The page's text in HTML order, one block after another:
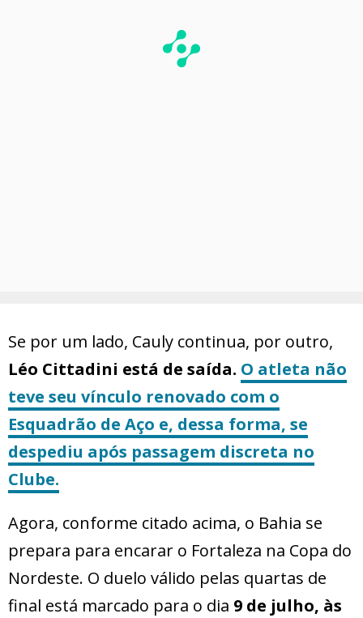
Se por um lado, Cauly continua, por outro,
Léo Cittadini está de saída. O atleta não
teve seu vínculo renovado com o
Esquadrão de Aço e, dessa forma, se
despediu após passagem discreta no
Clube.
Agora, conforme citado acima, o Bahia se
prepara para encarar o Fortaleza na Copa do
Nordeste. O duelo válido pelas quartas de
final está marcado para o dia 9 de julho, às